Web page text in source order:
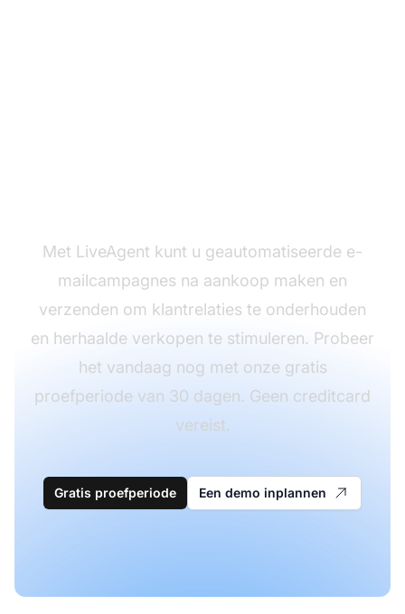
Met LiveAgent kunt u geautomatiseerde e-
mailcampagnes na aankoop maken en
verzenden om klantrelaties te onderhouden
en herhaalde verkopen te stimuleren. Probeer
het vandaag nog met onze gratis
proefperiode van 30 dagen. Geen creditcard
vereist.
Gratis proefperiode Een demo inplannen